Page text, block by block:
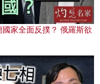
家全面反撲？ 俄羅斯欲